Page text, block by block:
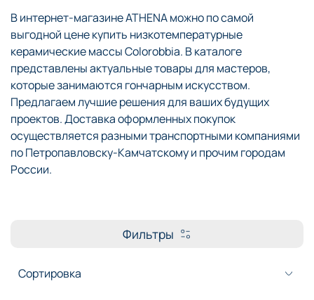
В интернет-магазине ATHENA можно по самой
выгодной цене купить низкотемпературные
керамические массы Colorobbia. В каталоге
представлены актуальные товары для мастеров,
которые занимаются гончарным искусством.
Предлагаем лучшие решения для ваших будущих
проектов. Доставка оформленных покупок
осуществляется разными транспортными компаниями
по Петропавловску-Камчатскому и прочим городам
России.
Фильтры